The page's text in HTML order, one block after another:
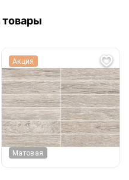
товары
Акция
Матовая